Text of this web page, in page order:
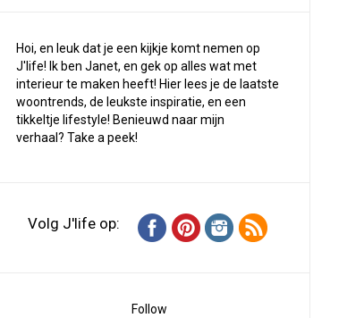
Hoi, en leuk dat je een kijkje komt nemen op
J'life! Ik ben Janet, en gek op alles wat met
interieur te maken heeft! Hier lees je de laatste
woontrends, de leukste inspiratie, en een
tikkeltje lifestyle! Benieuwd naar mijn
verhaal? Take a peek!
Volg J'life op:
Follow